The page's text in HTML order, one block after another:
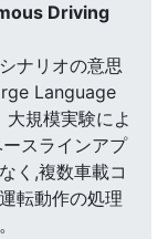
Driving
ナリオの意思
Language
規模実験によ
スラインアプ
く,複数車載コ
転動作の処理